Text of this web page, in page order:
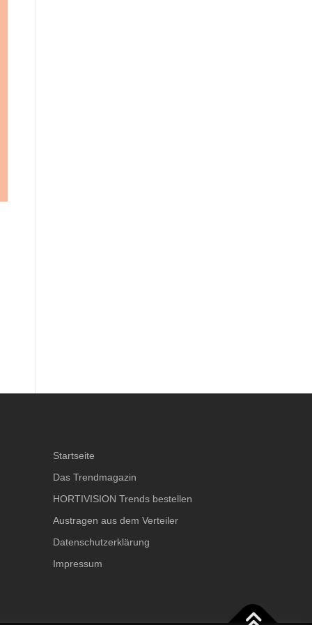
Startseite
Das Trendmagazin
HORTIVISION Trends bestellen
Austragen aus dem Verteiler
Datenschutzerklärung
Impressum